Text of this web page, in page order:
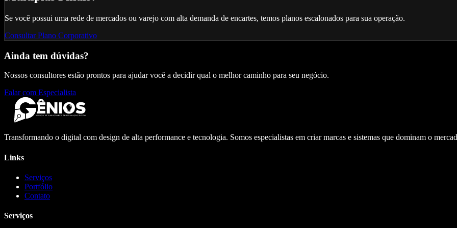
Se você possui uma rede de mercados ou varejo com alta demanda de encartes, temos planos escalonados para sua operação.
Consultar Plano Corporativo
Ainda tem dúvidas?
Nossos consultores estão prontos para ajudar você a decidir qual o melhor caminho para seu negócio.
Falar com Especialista
Transformando o digital com design de alta performance e tecnologia. Somos especialistas em criar marcas e sistemas que dominam o
Links
Serviços
Portfólio
Contato
Serviços